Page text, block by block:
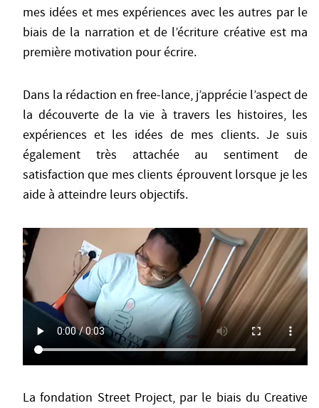
mes idées et mes expériences avec les autres par le
biais de la narration et de l’écriture créative est ma
première motivation pour écrire.
Dans la rédaction en free-lance, j’apprécie l’aspect de
la découverte de la vie à travers les histoires, les
expériences et les idées de mes clients. Je suis
également très attachée au sentiment de
satisfaction que mes clients éprouvent lorsque je les
aide à atteindre leurs objectifs.
La fondation Street Project, par le biais du Creative